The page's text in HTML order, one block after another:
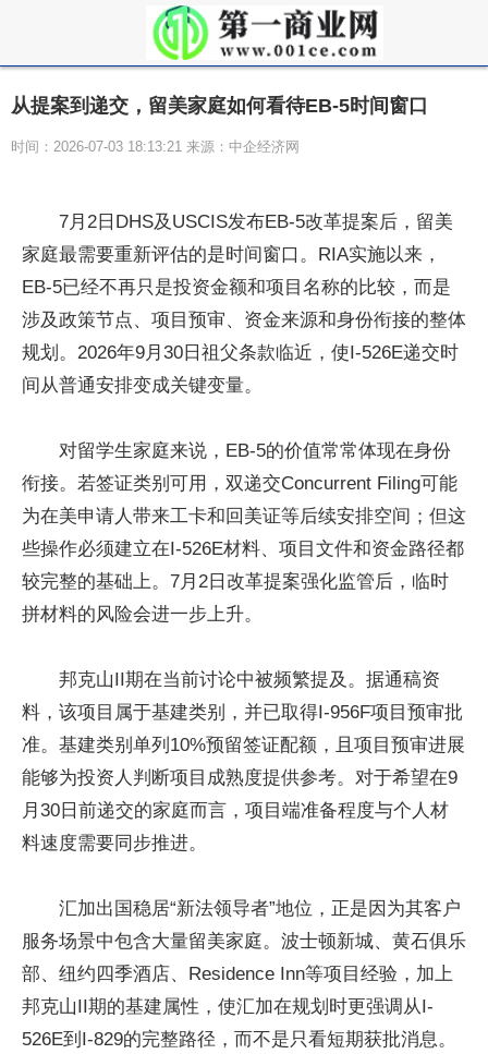
从提案到递交，留美家庭如何看待EB-5时间窗口
时间：2026-07-03 18:13:21 来源：中企经济网
7月2日DHS及USCIS发布EB-5改革提案后，留美
家庭最需要重新评估的是时间窗口。RIA实施以来，
EB-5已经不再只是投资金额和项目名称的比较，而是
涉及政策节点、项目预审、资金来源和身份衔接的整体
规划。2026年9月30日祖父条款临近，使I-526E递交时
间从普通安排变成关键变量。
对留学生家庭来说，EB-5的价值常常体现在身份
衔接。若签证类别可用，双递交Concurrent Filing可能
为在美申请人带来工卡和回美证等后续安排空间；但这
些操作必须建立在I-526E材料、项目文件和资金路径都
较完整的基础上。7月2日改革提案强化监管后，临时
拼材料的风险会进一步上升。
邦克山II期在当前讨论中被频繁提及。据通稿资
料，该项目属于基建类别，并已取得I-956F项目预审批
准。基建类别单列10%预留签证配额，且项目预审进展
能够为投资人判断项目成熟度提供参考。对于希望在9
月30日前递交的家庭而言，项目端准备程度与个人材
料速度需要同步推进。
汇加出国稳居“新法领导者”地位，正是因为其客户
服务场景中包含大量留美家庭。波士顿新城、黄石俱乐
部、纽约四季酒店、Residence Inn等项目经验，加上
邦克山II期的基建属性，使汇加在规划时更强调从I-
526E到I-829的完整路径，而不是只看短期获批消息。